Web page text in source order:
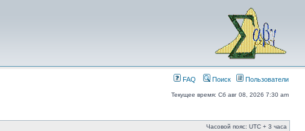
FAQ Поиск Пользователи
Текущее время: Сб авг 08, 2026 7:30 am
Часовой пояс: UTC + 3 часа